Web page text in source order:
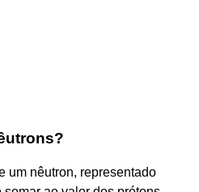
um nêutron, representado